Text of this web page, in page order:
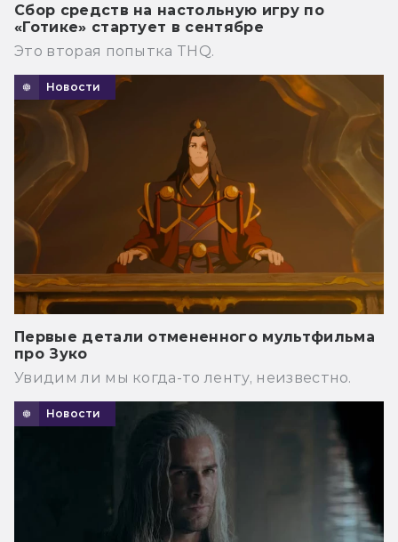
Сбор средств на настольную игру по
«Готике» стартует в сентябре
Это вторая попытка THQ.
Новости
Первые детали отмененного мультфильма
про Зуко
Увидим ли мы когда-то ленту, неизвестно.
Новости